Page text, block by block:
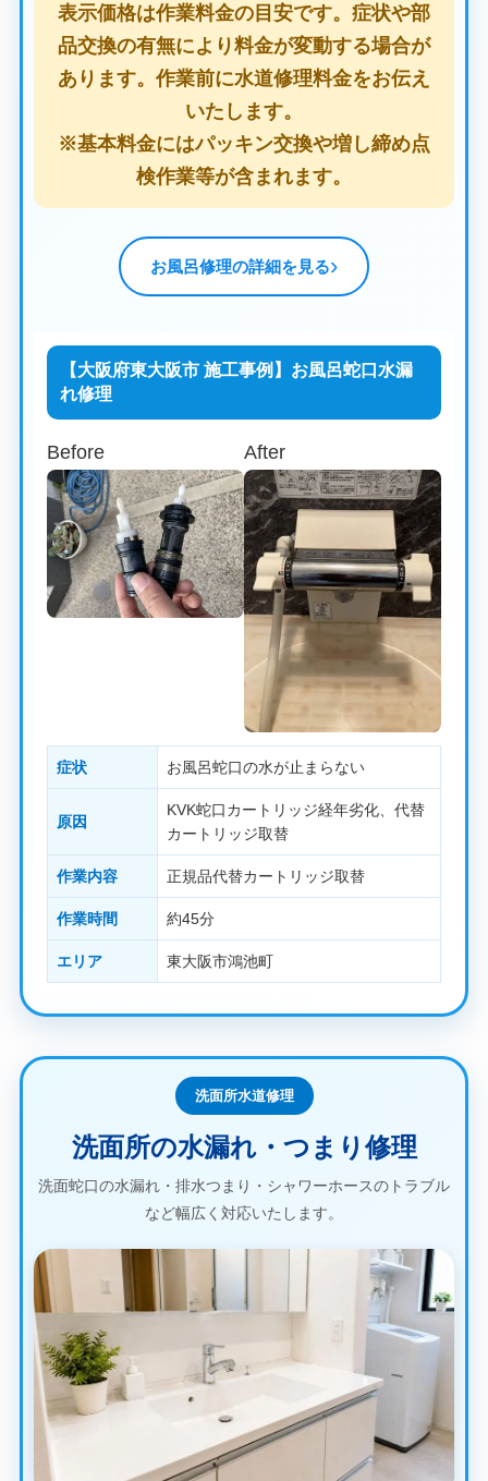
表示価格は作業料金の目安です。症状や部
品交換の有無により料金が変動する場合が
あります。作業前に水道修理料金をお伝え
いたします。
※基本料金にはパッキン交換や増し締め点
検作業等が含まれます。
お風呂修理の詳細を見る
【大阪府東大阪市 施工事例】お風呂蛇口水漏
れ修理
Before After
症状 お風呂蛇口の水が止まらない
原因
KVK蛇口カートリッジ経年劣化、代替
カートリッジ取替
作業内容 正規品代替カートリッジ取替
作業時間 約45分
エリア 東大阪市鴻池町
洗面所水道修理
洗面所の水漏れ・つまり修理
洗面蛇口の水漏れ・排水つまり・シャワーホースのトラブル
など幅広く対応いたします。